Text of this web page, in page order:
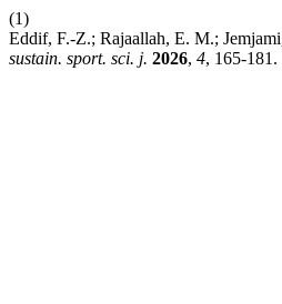
(1)
Eddif, F.-Z.; Rajaallah, E. M.;
sustain. sport. sci. j. 2026, 4, 165-181.